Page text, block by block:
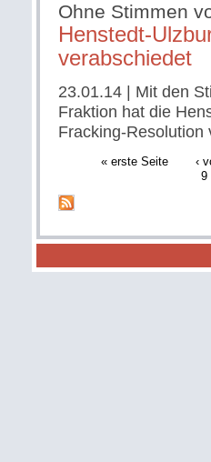
Ohne Stimmen
Henstedt-
verabschiedet
23.01.14 | Mit den
Fraktion hat die
Fracking-Resolution
« erste Seite ‹
9